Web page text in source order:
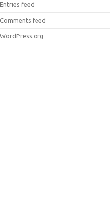
Entries feed
Comments feed
WordPress.org